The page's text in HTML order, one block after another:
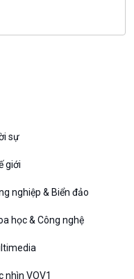
sự
giới
nghiệp & Biển đảo
học & Công nghệ
nhìn VOV1